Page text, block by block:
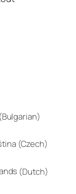
(Bulgarian)
(Czech)
(Dutch)